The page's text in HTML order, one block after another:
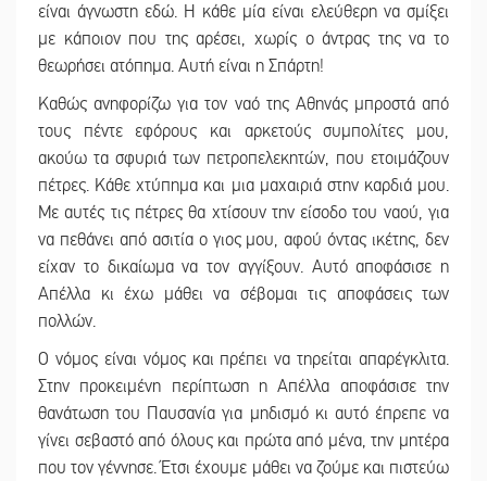
είναι άγνωστη εδώ. Η κάθε μία είναι ελεύθερη να σμίξει
με κάποιον που της αρέσει, χωρίς ο άντρας της να το
θεωρήσει ατόπημα. Αυτή είναι η Σπάρτη!
Καθώς ανηφορίζω για τον ναό της Αθηνάς μπροστά από
τους πέντε εφόρους και αρκετούς συμπολίτες μου,
ακούω τα σφυριά των πετροπελεκητών, που ετοιμάζουν
πέτρες. Κάθε χτύπημα και μια μαχαιριά στην καρδιά μου.
Με αυτές τις πέτρες θα χτίσουν την είσοδο του ναού, για
να πεθάνει από ασιτία ο γιος μου, αφού όντας ικέτης, δεν
είχαν το δικαίωμα να τον αγγίξουν. Αυτό αποφάσισε η
Απέλλα κι έχω μάθει να σέβομαι τις αποφάσεις των
πολλών.
Ο νόμος είναι νόμος και πρέπει να τηρείται απαρέγκλιτα.
Στην προκειμένη περίπτωση η Απέλλα αποφάσισε την
θανάτωση του Παυσανία για μηδισμό κι αυτό έπρεπε να
γίνει σεβαστό από όλους και πρώτα από μένα, την μητέρα
που τον γέννησε. Έτσι έχουμε μάθει να ζούμε και πιστεύω